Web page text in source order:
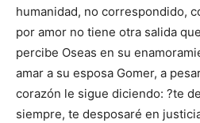
humanidad, no correspondido,
por amor no tiene otra salida
percibe Oseas en su
amar a su esposa Gomer, a
corazón le sigue diciendo: ?te
siempre, te desposaré en